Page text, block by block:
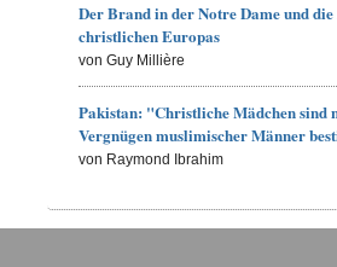
Der Brand in der Notre Dame und
christlichen Europas
von Guy Millière
Pakistan: "Christliche Mädchen sind
Vergnügen muslimischer Männer
von Raymond Ibrahim